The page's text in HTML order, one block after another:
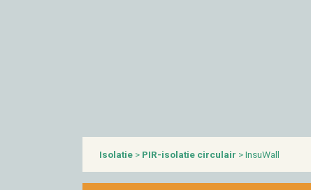
Iso­la­tie > PIR-iso­la­tie cir­cu­lair > In­suW­all